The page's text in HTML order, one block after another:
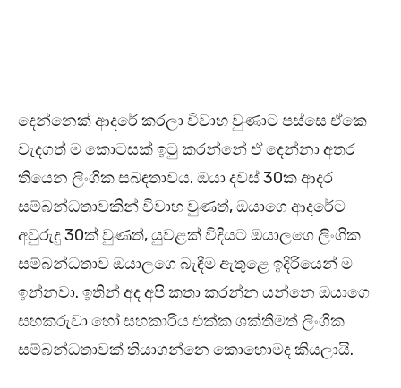
දෙන්නෙක් ආදරේ කරලා විවාහ වුණාට පස්සෙ ඒකෙ
වැදගත් ම කොටසක් ඉටු කරන්නේ ඒ දෙන්නා අතර
තියෙන ලිංගික සබඳතාවය. ඔයා දවස් 30ක ආදර
සම්බන්ධතාවකින් විවාහ වුණත්, ඔයාගෙ ආදරේට
අවුරුදු 30ක් වුණත්, යුවළක් විදියට ඔයාලගෙ ලිංගික
සම්බන්ධතාව ඔයාලගෙ බැඳීම ඇතුළෙ ඉදිරියෙන් ම
ඉන්නවා. ඉතින් අද අපි කතා කරන්න යන්නෙ ඔයාගෙ
සහකරුවා හෝ සහකාරිය එක්ක ශක්තිමත් ලිංගික
සම්බන්ධතාවක් තියාගන්නෙ කොහොමද කියලායි.